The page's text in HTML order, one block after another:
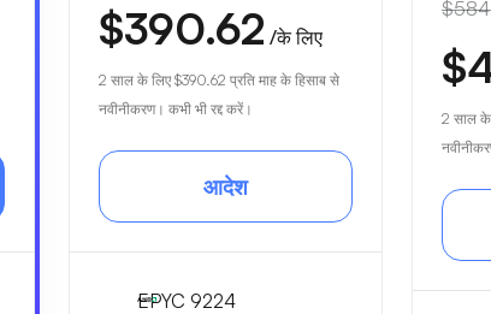
$390.62 /के लिए
2 साल के लिए $390.62 प्रति माह के हिसाब से
नवीनीकरण। कभी भी रद्द करें।
आदेश
EPYC 9224
2 साल के